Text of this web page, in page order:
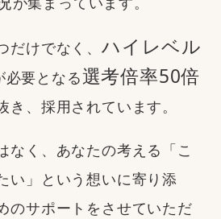
だけでなく、ハイレベル
必要となる選考倍率50倍
、採用されています。
なく、あなたの考える「こ
い」という想いに寄り添
のサポートをさせていただ